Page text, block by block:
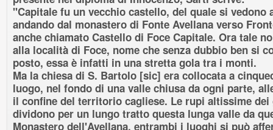
"Capitale fu un vecchio castello, del quale si vedono
andando dal monastero di Fonte Avellana verso
anche chiamato Castello di Foce Capitale. Ora tale
alla località di Foce, nome che senza dubbio ben si
posto, essa è infatti in una stretta gola tra i monti.
Ma la chiesa di S. Bartolo [sic] era collocata a
luogo, nel fondo di una valle chiusa da ogni parte,
il confine del territorio cagliese. Le rupi altissime
dividono per un lungo tratto questa lunga valle da
Monastero dell'Avellana, entrambi i luoghi si può